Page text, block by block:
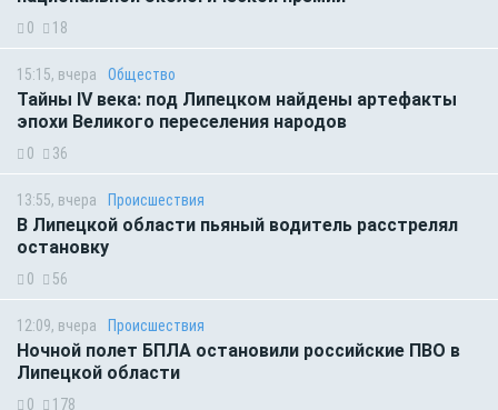
0 18
15:15, вчера Общество
Тайны IV века: под Липецком найдены артефакты
эпохи Великого переселения народов
0 36
13:55, вчера Происшествия
В Липецкой области пьяный водитель расстрелял
остановку
0 56
12:09, вчера Происшествия
Ночной полет БПЛА остановили российские ПВО в
Липецкой области
0 178